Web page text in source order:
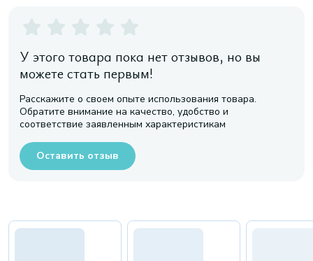
У этого товара пока нет отзывов, но вы
можете стать первым!
Расскажите о своем опыте использования товара.
Обратите внимание на качество, удобство и
соответствие заявленным характеристикам
Оставить отзыв